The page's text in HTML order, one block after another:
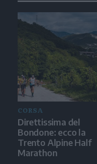
CORSA
Direttissima del
Bondone: ecco la
Trento Alpine Half
Marathon